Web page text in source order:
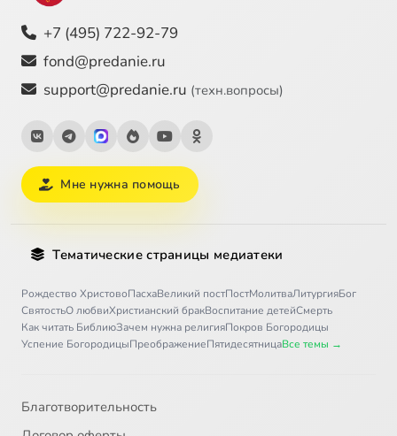
+7 (495) 722-92-79
fond@predanie.ru
support@predanie.ru (техн.вопросы)
Мне нужна помощь
Тематические страницы медиатеки
Рождество ХристовоПасхаВеликий постПостМолитваЛитургияБог
СвятостьО любвиХристианский бракВоспитание детейСмерть
Как читать БиблиюЗачем нужна религияПокров Богородицы
Успение БогородицыПреображениеПятидесятницаВсе темы →
Благотворительность